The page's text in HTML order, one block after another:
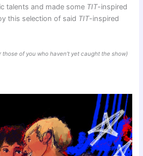
talents and made some TIT-inspired
this selection of said TIT-inspired
of you who haven’t yet caught the show)